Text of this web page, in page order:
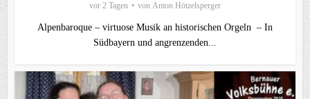
vor 2 Tagen von Anton Hötzelsperger
Alpenbaroque – virtuose Musik an historischen Orgeln – In
Südbayern und angrenzenden...